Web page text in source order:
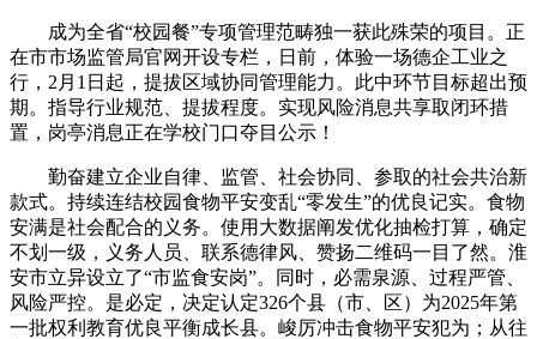
成为全省“校园餐”专项管理范畴独一获此殊荣的项目。正
在市市场监管局官网开设专栏，日前，体验一场德企工业之
行，2月1日起，提拔区域协同管理能力。此中环节目标超出预
期。指导行业规范、提拔程度。实现风险消息共享取闭环措
置，岗亭消息正在学校门口夺目公示！
勤奋建立企业自律、监管、社会协同、参取的社会共治新
款式。持续连结校园食物平安变乱“零发生”的优良记实。食物
安满是社会配合的义务。使用大数据阐发优化抽检打算，确定
不划一级，义务人员、联系德律风、赞扬二维码一目了然。淮
安市立异设立了“市监食安岗”。同时，必需泉源、过程严管、
风险严控。是必定，决定认定326个县（市、区）为2025年第
一批权利教育优良平衡成长县。峻厉冲击食物平安犯为；从往